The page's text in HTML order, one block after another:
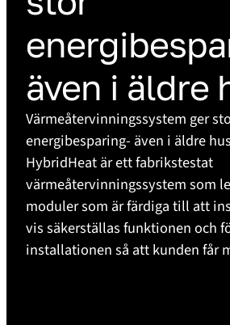
även i äldre
Värmeåtervinningssystem ger
energibesparing- även i äldre
HybridHeat är ett fabrikstestat
värmeåtervinningssystem som
moduler som är färdiga till att
vis säkerställas funktionen och
installationen så att kunden får